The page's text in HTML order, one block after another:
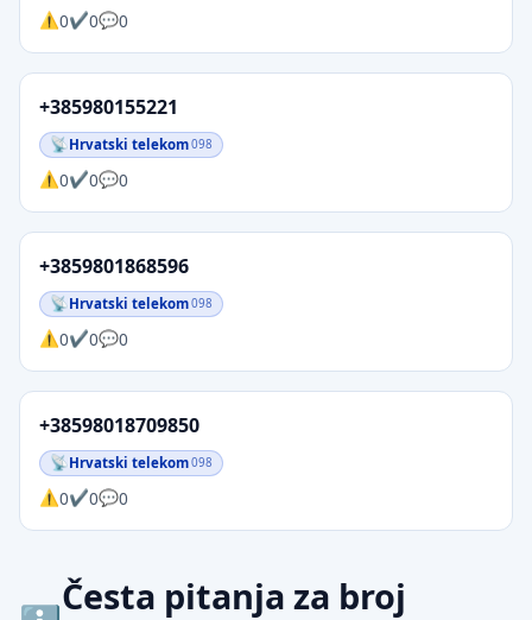
0 0 0
+385980155221
Hrvatski telekom098
0 0 0
+3859801868596
Hrvatski telekom098
0 0 0
+38598018709850
Hrvatski telekom098
0 0 0
Česta pitanja za broj